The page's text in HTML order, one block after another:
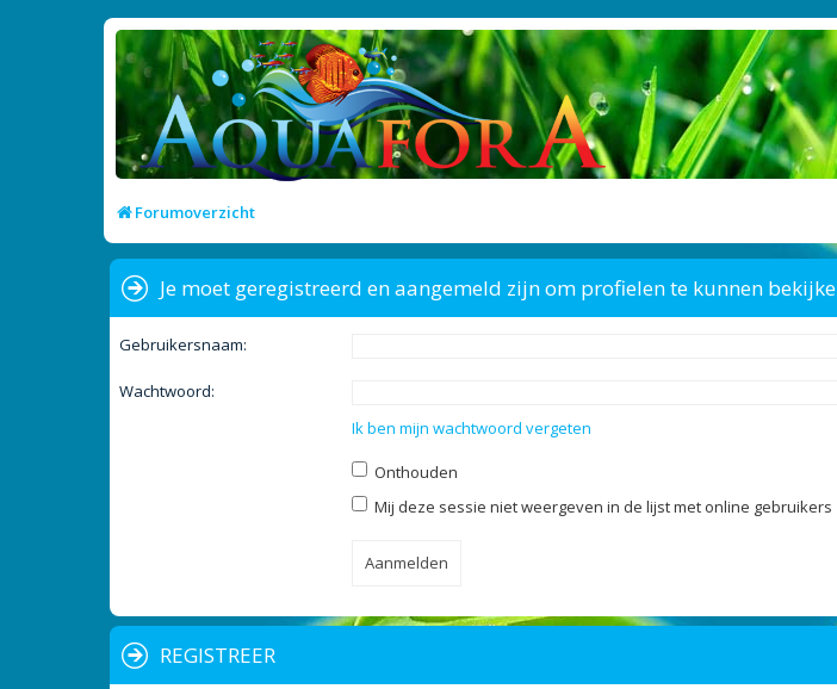
Forumoverzicht
Je moet geregistreerd en aangemeld zijn om profielen te kunnen
Gebruikersnaam:
Wachtwoord:
Ik ben mijn wachtwoord vergeten
Onthouden
Mij deze sessie niet weergeven in de lijst met online gebruikers
REGISTREER